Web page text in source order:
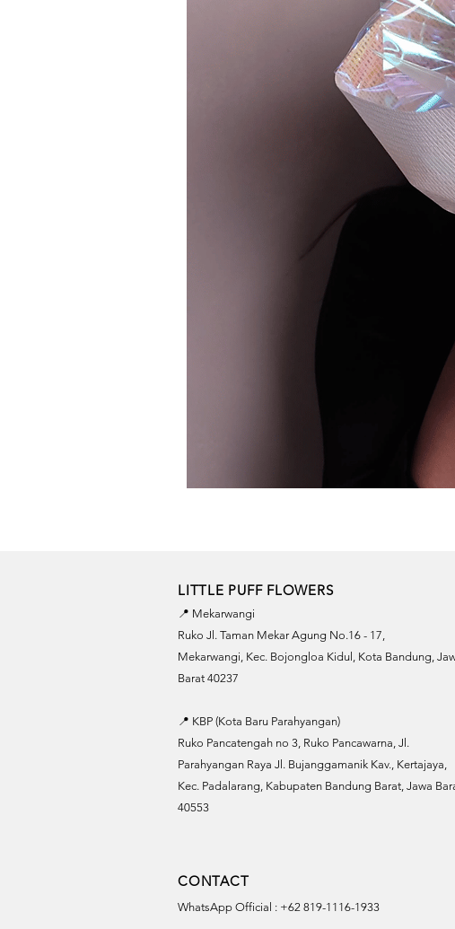
LITTLE PUFF FLOWERS
📍 Mekarwangi
Ruko Jl. Taman Mekar Agung No.16 - 17,
Mekarwangi, Kec. Bojongloa Kidul, Kota Bandung,
Barat 40237
📍 KBP (Kota Baru Parahyangan)
Ruko Pancatengah no 3, Ruko Pancawarna, Jl.
Parahyangan Raya Jl. Bujanggamanik Kav., Kertajaya,
Kec. Padalarang, Kabupaten Bandung Barat, Jawa
40553
CONTACT
WhatsApp Official : +62 819-1116-1933